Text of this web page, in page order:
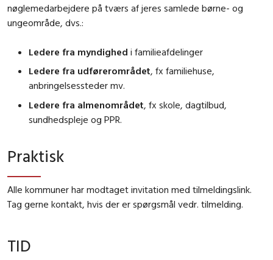
nøglemedarbejdere på tværs af jeres samlede børne- og
ungeområde, dvs.:
Ledere fra myndighed i familieafdelinger
Ledere fra udførerområdet, fx familiehuse,
anbringelsessteder mv.
Ledere fra almenområdet, fx skole, dagtilbud,
sundhedspleje og PPR.
Praktisk
Alle kommuner har modtaget invitation med tilmeldingslink.
Tag gerne kontakt, hvis der er spørgsmål vedr. tilmelding.
TID